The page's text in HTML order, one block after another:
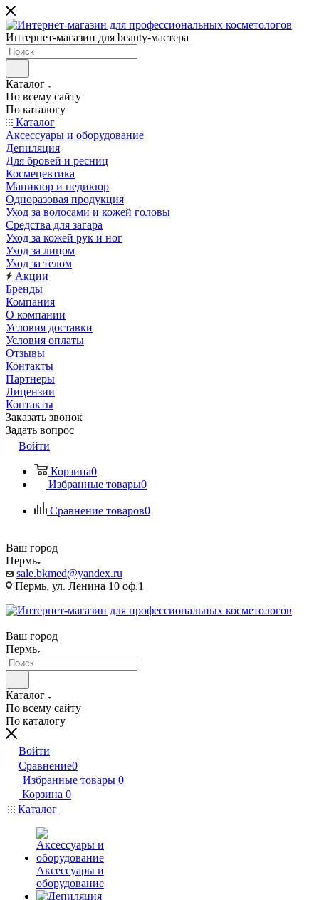
Интернет-магазин для beauty-мастера
Каталог
По всему сайту
По каталогу
Каталог
Аксессуары и оборудование
Депиляция
Для бровей и ресниц
Космецевтика
Маникюр и педикюр
Одноразовая продукция
Уход за волосами и кожей головы
Средства для загара
Уход за кожей рук и ног
Уход за лицом
Уход за телом
Акции
Бренды
Компания
О компании
Условия доставки
Условия оплаты
Отзывы
Контакты
Партнеры
Лицензии
Контакты
Заказать звонок
Задать вопрос
Войти
Корзина0
Избранные товары0
Сравнение товаров0
Ваш город
Пермь
sale.bkmed@yandex.ru
Пермь, ул. Ленина 10 оф.1
Ваш город
Пермь
Каталог
По всему сайту
По каталогу
Войти
Сравнение0
Избранные товары 0
Корзина 0
Каталог
Аксессуары и
оборудование